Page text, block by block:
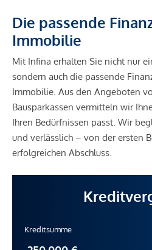
Die passende
Immobilie
Mit Infina erhalten Sie nicht nur
sondern auch die passende
Immobilie. Aus den Angeboten
Bausparkassen vermitteln wir
Ihren Bedürfnissen passt. Wir
und verlässlich – von der ersten
erfolgreichen Abschluss.
Kreditsumme